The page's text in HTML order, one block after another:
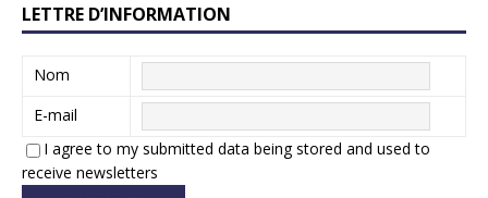
LETTRE D’INFORMATION
Nom
E-mail
I agree to my submitted data being stored and used to
receive newsletters